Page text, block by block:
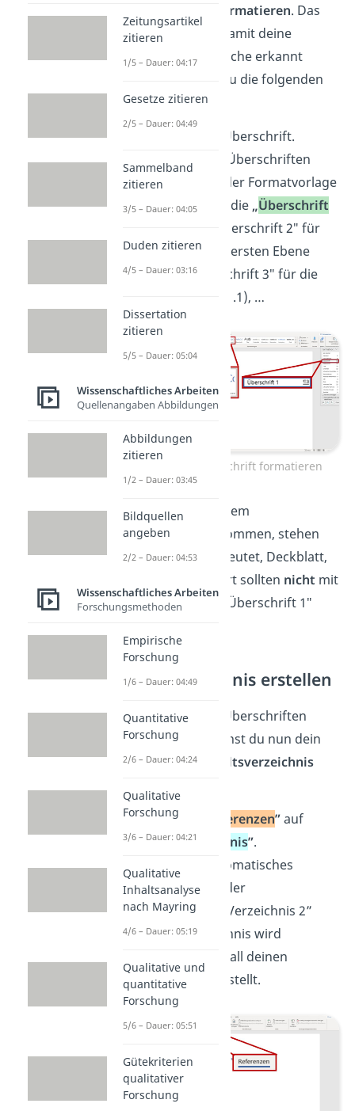
Überschriften formatieren. Das
musst du machen, damit deine
Überschriften als solche erkannt
werden. Befolge dazu die folgenden
Schritte:
Markiere deine Überschrift.
Wähle für deine Überschriften
unter „
in der Formatvorlage
für Hauptkapitel die „Überschrift
. Klicke auf „Überschrift 2″ für
Unterkapitel der ersten Ebene
(2.1), auf „Überschrift 3″ für die
zweite Ebene (2.1.1), …
Schritt 1: Überschrift formatieren
Alle Kapitel, die vor dem
Inhaltsverzeichnis kommen, stehen
nichtdarin. Das bedeutet, Deckblatt,
Abstract und Vorwort sollten nicht mit
der Formatvorlage „Überschrift 1″
Inhaltsverzeichnis erstellen
Nachdem du deine Überschriften
formatiert hast, kannst du nun dein
automatisches Inhaltsverzeichnis
Gehe unter
Referenzen”auf
„Inhaltsverzeichnis”.
Wähle dort „Automatisches
Verzeichnis 1“ oder
„Automatisches Verzeichnis 2”
aus. Das Verzeichnis wird
automatisch mit all deinen
Überschriften erstellt.
Zeitungsartikel
zitieren
1/5 – Dauer: 04:17
Gesetze zitieren
2/5 – Dauer: 04:49
Sammelband
zitieren
3/5 – Dauer: 04:05
Duden zitieren
4/5 – Dauer: 03:16
Dissertation
zitieren
5/5 – Dauer: 05:04
Wissenschaftliches Arbeiten
Quellenangaben Abbildungen
Abbildungen
zitieren
1/2 – Dauer: 03:45
Bildquellen
angeben
2/2 – Dauer: 04:53
Wissenschaftliches Arbeiten
Forschungsmethoden
Empirische
Forschung
1/6 – Dauer: 04:49
Quantitative
Forschung
2/6 – Dauer: 04:24
Qualitative
Forschung
3/6 – Dauer: 04:21
Qualitative
Inhaltsanalyse
nach Mayring
4/6 – Dauer: 05:19
Qualitative und
quantitative
Forschung
5/6 – Dauer: 05:51
Gütekriterien
qualitativer
Forschung